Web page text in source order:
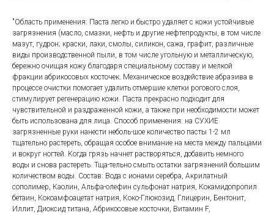
"Область применения: Паста легко и быстро удаляет с кожи устойчивые
загрязнения (масло, смазки, нефть и другие нефтепродукты, в том числе
мазут, гудрон; краски, лаки, смолы, силикон, сажа, графит, различные
виды производственной пыли, в том числе угольную и металлическую,
бережно очищая кожу благодаря специальному составу и мелкой
фракции абрикосовых косточек. Механическое воздействие абразива в
процессе очистки помогает удалить отмершие клетки рогового слоя,
стимулирует регенерацию кожи. Паста прекрасно подходит для
чувствительной и раздраженной кожи, а также при необходимости может
быть использована для лица. Способ применения: на СУХИЕ
загрязненные руки нанести неболь-шое количество пасты 1-2 мл
тщательно растереть, обращая особое внимание на места между пальцами
и вокруг ногтей. Когда грязь начнет растворяться, добавить немного
воды и снова растереть. Тща-тельно смыть остатки загрязнений большим
количеством воды. Состав: Вода с ионами серебра, Акрилатный
сополимер, Каолин, Альфа-олефин сульфонат натрия, Кокамидопропил
бетаин, Кокоамфоацетат натрия, Коко-Глюкозид, Глицерин, Бентонит,
Иллит, Диоксид титана, Абрикосовые косточки, Витамин F,
Категории товаров
Спецодежда
Покупателям
Оплата